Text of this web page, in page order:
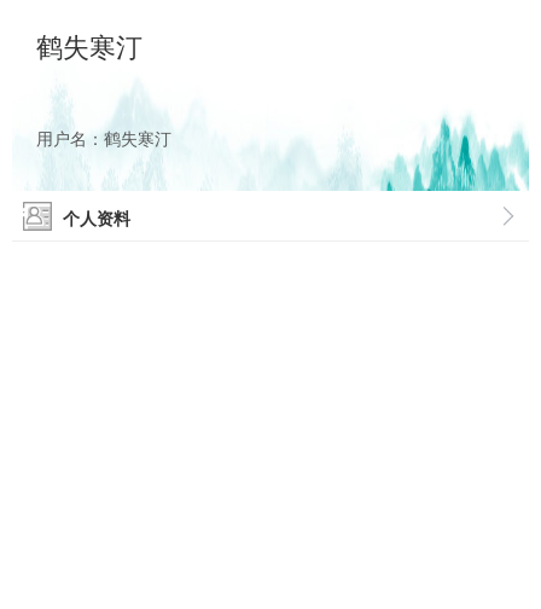
鹤失寒汀
用户名：鹤失寒汀
个人资料